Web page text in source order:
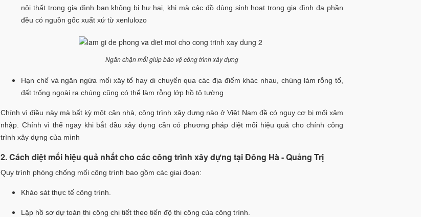
nội thất trong gia đình bạn không bị hư hại, khi mà các đồ dùng sinh hoạt trong gia đình đa phần
đều có nguồn gốc xuất xứ từ xenlulozo
Ngăn chặn mối giúp bảo vệ công trình xây dựng
Hạn chế và ngăn ngừa mối xây tổ hay di chuyển qua các địa điểm khác nhau, chúng làm rỗng tổ,
đất trống ngoài ra chúng cũng có thể làm rỗng lớp hồ tô tường
Chính vì điều này mà bất kỳ một căn nhà, công trình xây dựng nào ở Việt Nam đề có nguy cơ bị mối xâm
nhập. Chính vì thế ngay khi bắt đầu xây dựng cần có phương pháp diệt mối hiệu quả cho chính công
trình xây dựng của mình
2. Cách diệt mối hiệu quả nhất cho các công trình xây dựng tại Đông Hà - Quảng Trị
Quy trình phòng chống mối công trình bao gồm các giai đoạn:
Khảo sát thực tế công trình.
Lập hồ sơ dự toán thi công chi tiết theo tiến độ thi công của công trình.